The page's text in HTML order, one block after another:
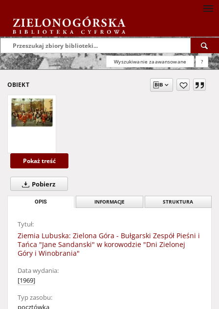
Wyszukiwanie zaawansowane ?
OBIEKT
Pokaż treść
Pobierz
OPIS INFORMACJE STRUKTURA
Tytuł:
Ziemia Lubuska: Zielona Góra - Bułgarski Zespół Pieśni i
Tańca "Jane Sandanski" w korowodzie "Dni Zielonej
Góry i Winobrania"
Data wydania:
[1969]
Typ zasobu:
pocztówka